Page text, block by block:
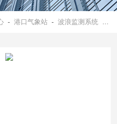
-港口气象站 -波浪监测系统